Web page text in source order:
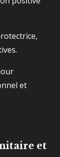
et
et